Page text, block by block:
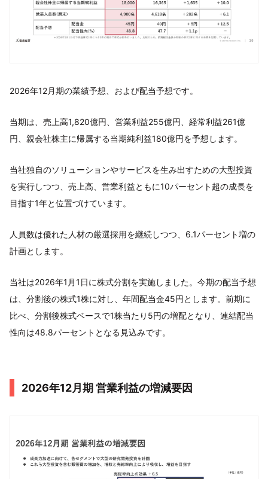
2026年12⽉期の業績予想、および配当予想です。
当期は、売上⾼1,820億円、営業利益255億円、経常利益261億
円、親会社株主に帰属する当期純利益180億円を予想します。
当社独⾃のソリューションやサービスを⽣み出すための⼤型投資
を実⾏しつつ、売上⾼、営業利益ともに10パーセント超の成⻑を
⽬指す1年と位置づけています。
⼈員数は優れた⼈材の厳選採⽤を継続しつつ、6.1パーセント増の
計画とします。
当社は2026年1⽉1⽇に株式分割を実施しました。今期の配当予想
は、分割後の株式1株に対し、年間配当⾦45円とします。前期に
⽐べ、分割後株式ベースで1株当たり5円の増配となり、連結配当
性向は48.8パーセントとなる⾒込みです。
2026年12⽉期 営業利益の増減要因